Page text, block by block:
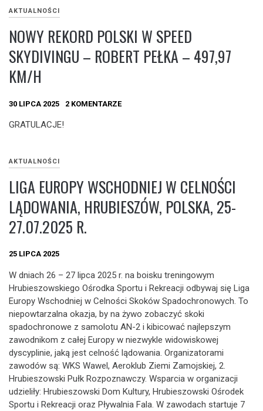
AKTUALNOŚCI
NOWY REKORD POLSKI W SPEED
SKYDIVINGU – ROBERT PEŁKA – 497,97
KM/H
30 LIPCA 2025 2 KOMENTARZE
GRATULACJE!
AKTUALNOŚCI
LIGA EUROPY WSCHODNIEJ W CELNOŚCI
LĄDOWANIA, HRUBIESZÓW, POLSKA, 25-
27.07.2025 R.
25 LIPCA 2025
W dniach 26 – 27 lipca 2025 r. na boisku treningowym
Hrubieszowskiego Ośrodka Sportu i Rekreacji odbywaj się Liga
Europy Wschodniej w Celności Skoków Spadochronowych. To
niepowtarzalna okazja, by na żywo zobaczyć skoki
spadochronowe z samolotu AN-2 i kibicować najlepszym
zawodnikom z całej Europy w niezwykle widowiskowej
dyscyplinie, jaką jest celność lądowania. Organizatorami
zawodów są: WKS Wawel, Aeroklub Ziemi Zamojskiej, 2.
Hrubieszowski Pułk Rozpoznawczy. Wsparcia w organizacji
udzieliły: Hrubieszowski Dom Kultury, Hrubieszowski Ośrodek
Sportu i Rekreacji oraz Pływalnia Fala. W zawodach startuje 7